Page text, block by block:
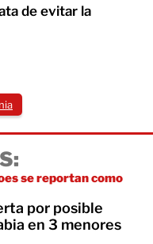
de evitar la
se reportan como
por posible
en 3 menores